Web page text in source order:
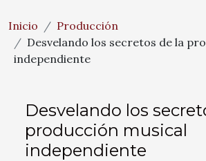
Inicio
Producción
Desvelando los secretos de la
independiente
Desvelando los
producción musical
independiente